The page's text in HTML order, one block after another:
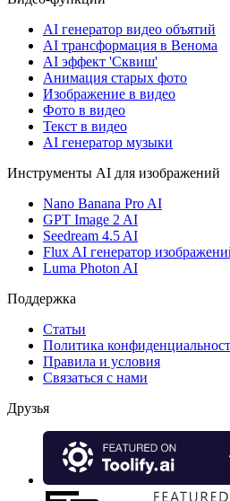
AI генератор видео объятий
AI трансформация в Венома
AI эффект 'Сквиш'
Анимация старых фото
Изображение в видео
Фото в видео
Текст в видео
AI генератор музыки
Инструменты AI для изображений
Nano Banana Pro AI
GPT Image 2 AI
Seedream 4.5 AI
Flux AI генератор
Luma Photon AI
Поддержка
Статьи
Политика
Правила и условия
Связаться с нами
Друзья